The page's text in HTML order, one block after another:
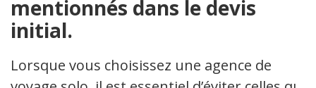
mentionnés dans le devis
initial.
Lorsque vous choisissez une agence de